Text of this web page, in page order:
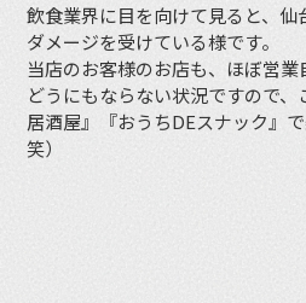
飲食業界に目を向けて見ると、
ダメージを受けている様です。
当店のお客様のお店も、ほぼ営業
どうにもならない状況ですので
居酒屋』『おうちDEスナック』
笑）